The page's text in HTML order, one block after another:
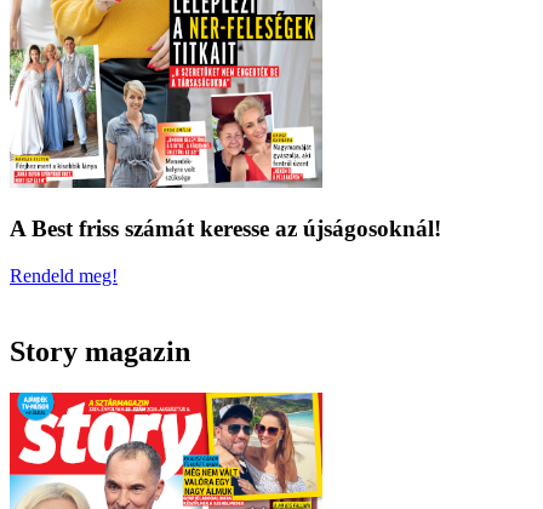
A Best friss számát keresse az újságosoknál!
Rendeld meg!
Story magazin